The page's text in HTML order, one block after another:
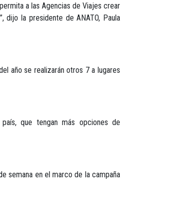
a las Agencias de Viajes crear
dijo la presidente de ANATO, Paula
año se realizarán otros 7 a lugares
que tengan más opciones de
semana en el marco de la campaña